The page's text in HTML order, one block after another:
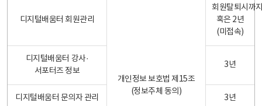
디지털배움터 회원관리
개인정보 보호법 제15조
(정보주체 동의)
회원탈퇴시까
혹은 2년
(미접속)
디지털배움터 강사·
서포터즈 정보
3년
디지털배움터 문의자 관리 3년